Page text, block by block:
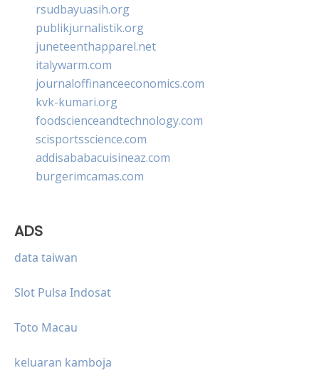
rsudbayuasih.org
publikjurnalistik.org
juneteenthapparel.net
italywarm.com
journaloffinanceeconomics.com
kvk-kumari.org
foodscienceandtechnology.com
scisportsscience.com
addisababacuisineaz.com
burgerimcamas.com
ADS
data taiwan
Slot Pulsa Indosat
Toto Macau
keluaran kamboja